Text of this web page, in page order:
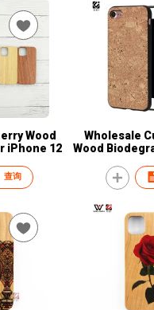
Wood
iPhone 12
查询
Wholesale
Wood